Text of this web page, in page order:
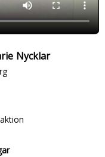
Nycklar